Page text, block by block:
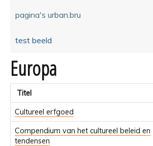
pagina's urban.bru
test beeld
Europa
Titel
Cultureel erfgoed
Compendium van het cultureel beleid en
tendensen